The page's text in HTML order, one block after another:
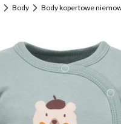
Body Body kopertowe